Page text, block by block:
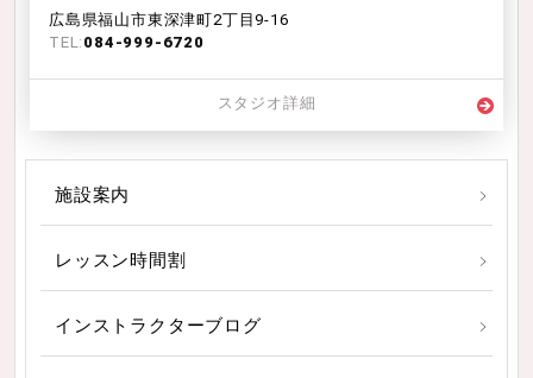
広島県福山市東深津町2丁目9-16
TEL: 084-999-6720
スタジオ詳細
施設案内
レッスン時間割
インストラクターブログ